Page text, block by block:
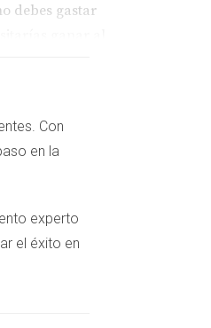
debes gastar
Con
en la
experto
el éxito en